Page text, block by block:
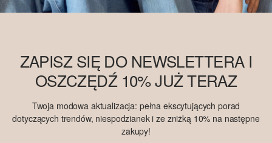
ZAPISZ SIĘ DO NEWSLETTERA I
OSZCZĘDŹ 10% JUŻ TERAZ
Twoja modowa aktualizacja: pełna ekscytujących porad
dotyczących trendów, niespodzianek i ze zniżką 10% na następne
zakupy!